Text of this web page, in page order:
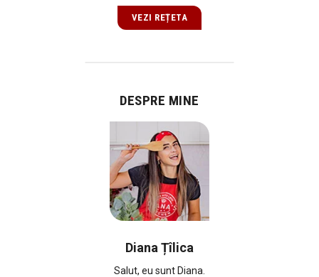
VEZI REȚETA
DESPRE MINE
Diana Țîlica
Salut, eu sunt Diana.